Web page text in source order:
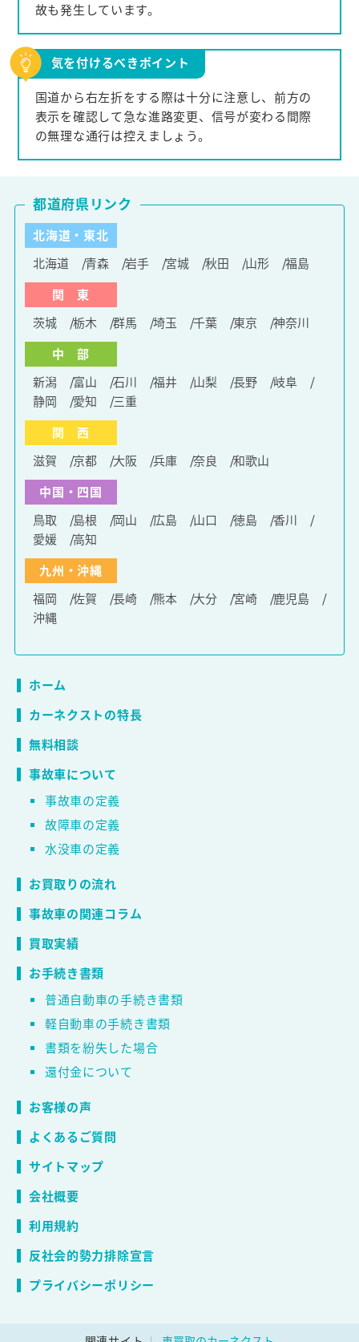
故も発生しています。
気を付けるべきポイント
国道から右左折をする際は十分に注意し、前方の
表示を確認して急な進路変更、信号が変わる間際
の無理な通行は控えましょう。
北海道・東北
北海道
青森 岩手 宮城 秋田 山形
福島
関 東
茨城
栃木 群馬 埼玉 千葉 東京
神奈川
中 部
新潟
富山 石川 福井 山梨 長野
岐阜
静岡
愛知
三重
関 西
滋賀
京都 大阪 兵庫 奈良
和歌山
中国・四国
鳥取
島根 岡山 広島 山口 徳島
香川
愛媛
高知
九州・沖縄
福岡
佐賀 長崎 熊本 大分 宮崎
鹿児島
沖縄
都道府県リンク
ホーム
カーネクストの特長
無料相談
事故車について
事故車の定義
故障車の定義
水没車の定義
お買取りの流れ
事故車の関連コラム
買取実績
お手続き書類
普通自動車の手続き書類
軽自動車の手続き書類
書類を紛失した場合
還付金について
お客様の声
よくあるご質問
サイトマップ
会社概要
利用規約
反社会的勢力排除宣言
プライバシーポリシー